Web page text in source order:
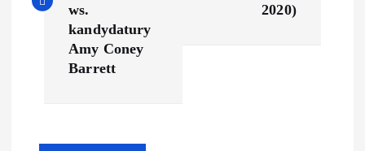
ws.
kandydatury
Amy Coney
Barrett
2020)